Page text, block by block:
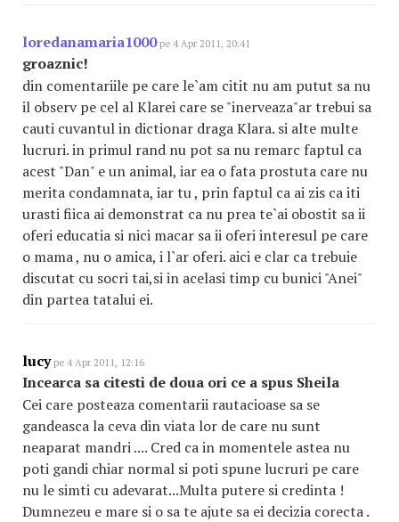
loredanamaria1000pe 4 Apr 2011, 20:41
groaznic!
din comentariile pe care le`am citit nu am putut sa nu
il observ pe cel al Klarei care se "inerveaza"ar trebui sa
cauti cuvantul in dictionar draga Klara. si alte multe
lucruri. in primul rand nu pot sa nu remarc faptul ca
acest "Dan" e un animal, iar ea o fata prostuta care nu
merita condamnata, iar tu , prin faptul ca ai zis ca iti
urasti fiica ai demonstrat ca nu prea te`ai obostit sa ii
oferi educatia si nici macar sa ii oferi interesul pe care
o mama , nu o amica, i l`ar oferi. aici e clar ca trebuie
discutat cu socri tai,si in acelasi timp cu bunici "Anei"
din partea tatalui ei.
lucype 4 Apr 2011, 12:16
Incearca sa citesti de doua ori ce a spus Sheila
Cei care posteaza comentarii rautacioase sa se
gandeasca la ceva din viata lor de care nu sunt
neaparat mandri .... Cred ca in momentele astea nu
poti gandi chiar normal si poti spune lucruri pe care
nu le simti cu adevarat...Multa putere si credinta !
Dumnezeu e mare si o sa te ajute sa ei decizia corecta .